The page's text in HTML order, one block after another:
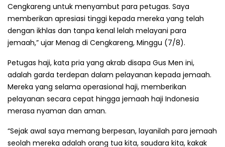
Cengkareng untuk menyambut para petugas. Saya
memberikan apresiasi tinggi kepada mereka yang telah
dengan ikhlas dan tanpa kenal lelah melayani para
jemaah,” ujar Menag di Cengkareng, Minggu (7/8).
Petugas haji, kata pria yang akrab disapa Gus Men ini,
adalah garda terdepan dalam pelayanan kepada jemaah.
Mereka yang selama operasional haji, memberikan
pelayanan secara cepat hingga jemaah haji Indonesia
merasa nyaman dan aman.
“Sejak awal saya memang berpesan, layanilah para jemaah
seolah mereka adalah orang tua kita, saudara kita, kakak